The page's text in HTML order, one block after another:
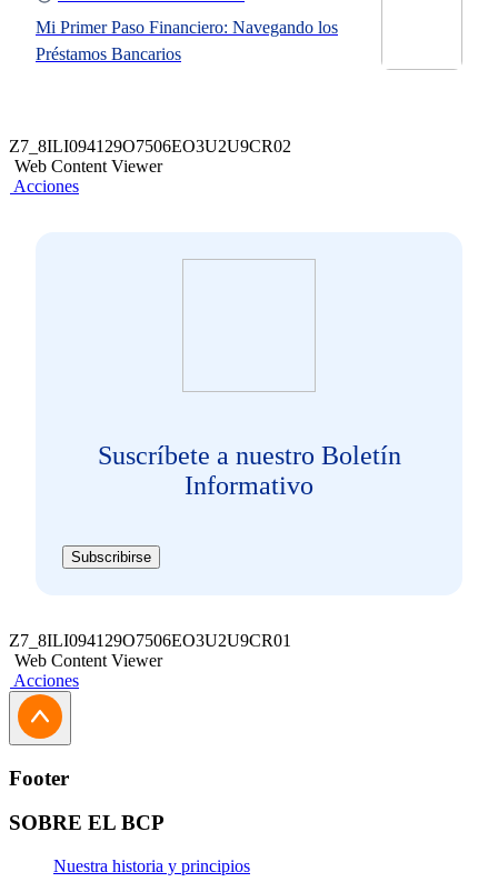
Mi Primer Paso Financiero: Navegando los
Préstamos Bancarios
Z7_8ILI094129O7506EO3U2U9CR02
Web Content Viewer
Acciones
Suscríbete a nuestro Boletín
Informativo
Subscribirse
Z7_8ILI094129O7506EO3U2U9CR01
Web Content Viewer
Acciones
Footer
SOBRE EL BCP
Nuestra historia y principios